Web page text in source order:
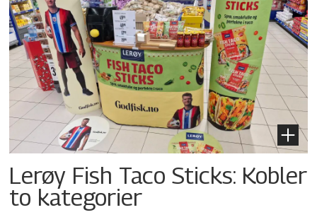
Lerøy Fish Taco Sticks: Kobler
to kategorier